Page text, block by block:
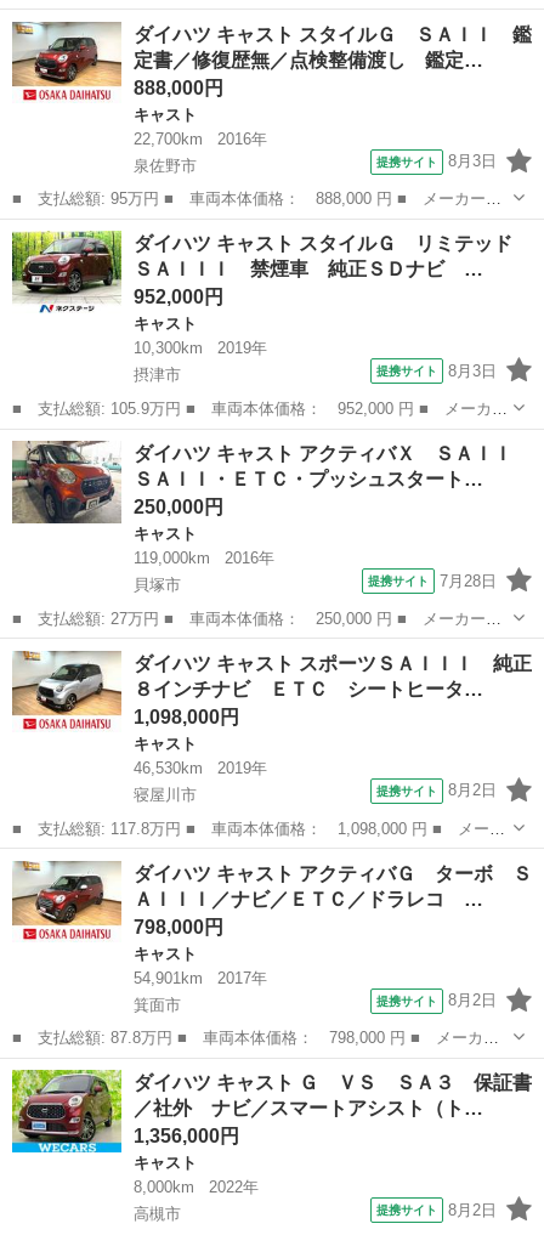
名： ダイハツ ■ 車種名： キャスト ■ グレード名： スタイル
Ｇ ＳＡＩＩＩ ナビ バックカメラ フロントドラレコ スマート
アシストＩＩ...
大阪 吹田市 キャスト
ダイハツ キャスト スタイルＧ ＳＡＩＩ 鑑
定書／修復歴無／点検整備渡し 鑑定…
888,000円
キャスト
22,700km
2016年
泉佐野市
提携サイト 8月3日
■ 支払総額: 95万円 ■ 車両本体価格： 888,000 円 ■ メーカー
名： ダイハツ ■ 車種名： キャスト ■ グレード名： スタイル
Ｇ ＳＡＩＩ 鑑定書／修復歴無／点検整備渡し 鑑定書付き／走行
２．３万キロ／ナ...
大阪 泉佐野市 キャスト
ダイハツ キャスト スタイルＧ リミテッド
ＳＡＩＩＩ 禁煙車 純正ＳＤナビ …
952,000円
キャスト
10,300km
2019年
摂津市
提携サイト 8月3日
■ 支払総額: 105.9万円 ■ 車両本体価格： 952,000 円 ■ メーカー
名： ダイハツ ■ 車種名： キャスト ■ グレード名： スタイル
Ｇ リミテッド ＳＡＩＩＩ 禁煙車 純正ＳＤナビ 全周囲カメ
ラ 衝突被害...
大阪 摂津市 キャスト
ダイハツ キャスト アクティバＸ ＳＡＩＩ
ＳＡＩＩ・ＥＴＣ・プッシュスタート…
250,000円
キャスト
119,000km
2016年
貝塚市
提携サイト 7月28日
■ 支払総額: 27万円 ■ 車両本体価格： 250,000 円 ■ メーカー
名： ダイハツ ■ 車種名： キャスト ■ グレード名： アクティ
バＸ ＳＡＩＩ ＳＡＩＩ・ＥＴＣ・プッシュスタートスマートキ
ー・スペアキー有・...
大阪 貝塚市 キャスト
ダイハツ キャスト スポーツＳＡＩＩＩ 純正
８インチナビ ＥＴＣ シートヒータ…
1,098,000円
キャスト
46,530km
2019年
寝屋川市
提携サイト 8月2日
■ 支払総額: 117.8万円 ■ 車両本体価格： 1,098,000 円 ■ メーカ
ー名： ダイハツ ■ 車種名： キャスト ■ グレード名： スポー
ツＳＡＩＩＩ 純正８インチナビ ＥＴＣ シートヒーター 純正８
インチメ...
大阪 寝屋川市 キャスト
ダイハツ キャスト アクティバＧ ターボ Ｓ
ＡＩＩＩ／ナビ／ＥＴＣ／ドラレコ …
798,000円
キャスト
54,901km
2017年
箕面市
提携サイト 8月2日
■ 支払総額: 87.8万円 ■ 車両本体価格： 798,000 円 ■ メーカー
名： ダイハツ ■ 車種名： キャスト ■ グレード名： アクティ
バＧ ターボ ＳＡＩＩＩ／ナビ／ＥＴＣ／ドラレコ １年間走行距
離無制限保証...
大阪 箕面市 キャスト
ダイハツ キャスト Ｇ ＶＳ ＳＡ３ 保証書
／社外 ナビ／スマートアシスト（ト…
1,356,000円
キャスト
8,000km
2022年
高槻市
提携サイト 8月2日